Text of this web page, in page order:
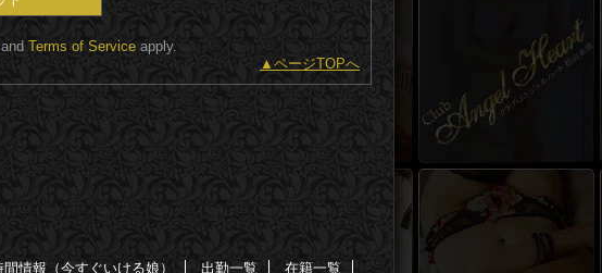
and Terms of Service apply.
ページTOPへ
情報（今すぐいける娘） 出勤一覧 在籍一覧